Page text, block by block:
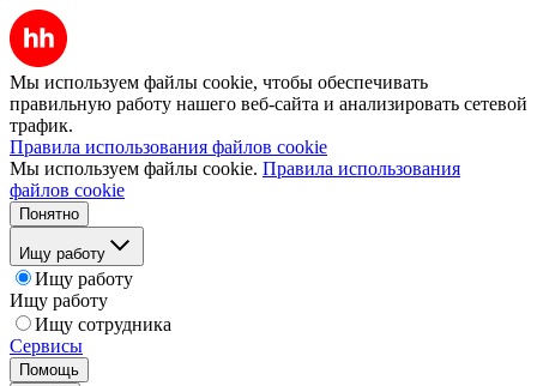
Мы используем файлы cookie, чтобы обеспечивать
правильную работу нашего веб-сайта и анализировать сетевой
трафик.
Правила использования файлов cookie
Мы используем файлы cookie. Правила использования
файлов cookie
Понятно
Ищу работу
Ищу работу
Ищу работу
Ищу сотрудника
Сервисы
Помощь